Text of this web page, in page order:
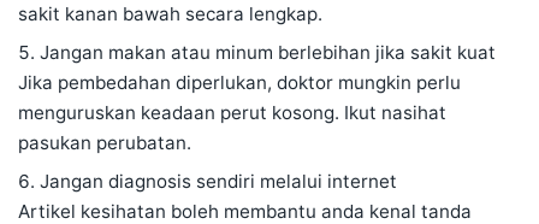
sakit kanan bawah secara lengkap.
Jangan makan atau minum berlebihan jika sakit kuat
Jika pembedahan diperlukan, doktor mungkin perlu
menguruskan keadaan perut kosong. Ikut nasihat
pasukan perubatan.
Jangan diagnosis sendiri melalui internet
Artikel kesihatan boleh membantu anda kenal tanda